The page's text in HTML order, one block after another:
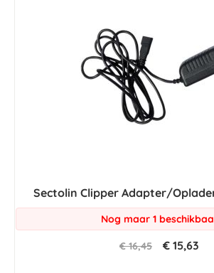
Sectolin Clipper Adapter/
Nog maar 1
€ 16,45 € 15,63